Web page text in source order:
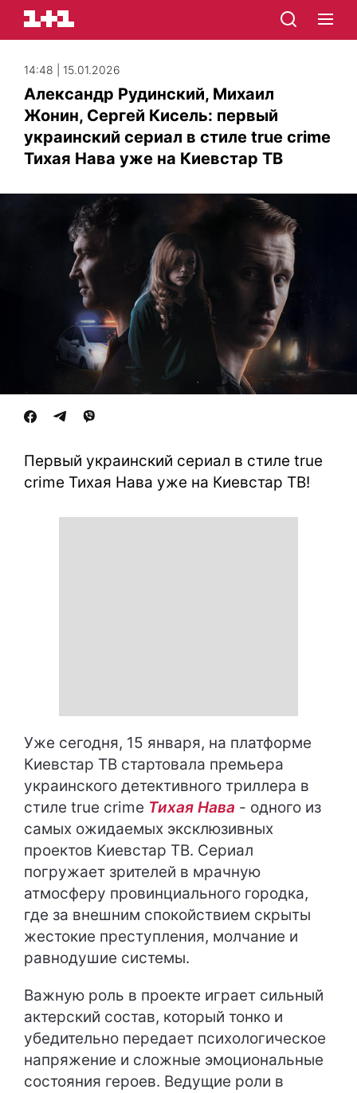
14:48 | 15.01.2026
Александр Рудинский, Михаил
Жонин, Сергей Кисель: первый
украинский сериал в стиле true crime
Тихая Нава уже на Киевстар ТВ
Первый украинский сериал в стиле true
crime Тихая Нава уже на Киевстар ТВ!
Уже сегодня, 15 января, на платформе
Киевстар ТВ стартовала премьера
украинского детективного триллера в
стиле true crime Тихая Нава - одного из
самых ожидаемых эксклюзивных
проектов Киевстар ТВ. Сериал
погружает зрителей в мрачную
атмосферу провинциального городка,
где за внешним спокойствием скрыты
жестокие преступления, молчание и
равнодушие системы.
Важную роль в проекте играет сильный
актерский состав, который тонко и
убедительно передает психологическое
напряжение и сложные эмоциональные
состояния героев. Ведущие роли в